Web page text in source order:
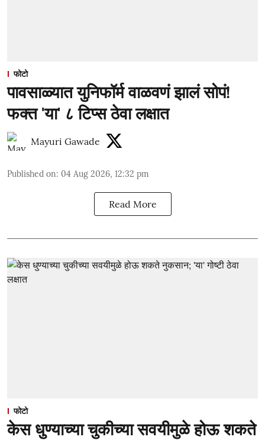
फोटो
पावसाळ्यात युनिफॉर्म वाळवणं झालं सोपं!
फक्त 'या' ८ टिप्स ठेवा लक्षात
Mayuri Gawade
Published on: 04 Aug 2026, 12:32 pm
Read More
फोटो
केस धुण्याच्या चुकीच्या सवयीमुळे होऊ शकते